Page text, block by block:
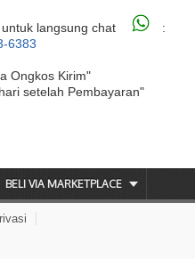
langsung chat
:
6383
Ongkos Kirim"
setelah Pembayaran"
BELI VIA MARKETPLACE